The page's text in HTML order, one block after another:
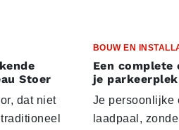
Stoer
dat niet
BOUW EN
Een complete
je parkeerplek
Je persoonlijke
laadpaal,